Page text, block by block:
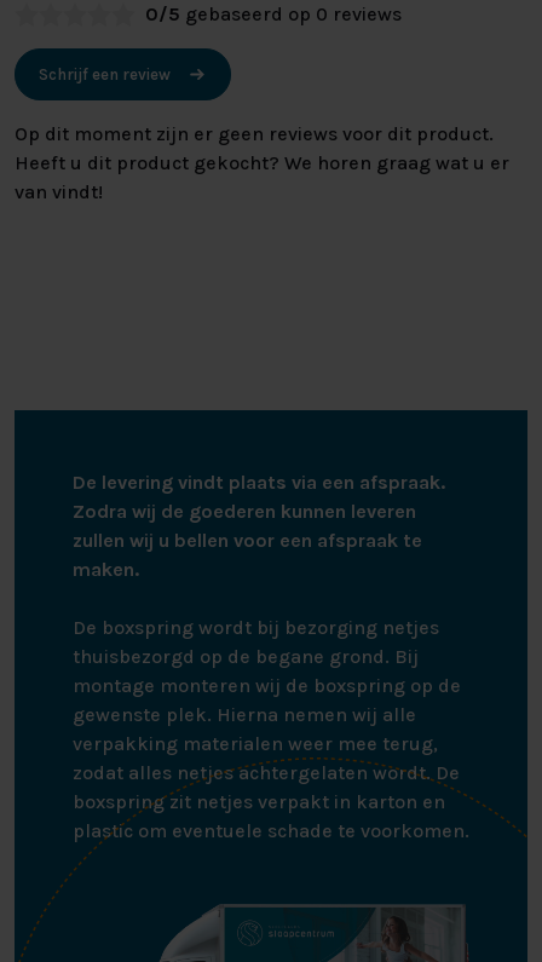
0/5 gebaseerd op 0 reviews
Schrijf een review
Op dit moment zijn er geen reviews voor dit product.
Heeft u dit product gekocht? We horen graag wat u er
van vindt!
De levering vindt plaats via een afspraak.
Zodra wij de goederen kunnen leveren
zullen wij u bellen voor een afspraak te
maken.
De boxspring wordt bij bezorging netjes
thuisbezorgd op de begane grond. Bij
montage monteren wij de boxspring op de
gewenste plek. Hierna nemen wij alle
verpakking materialen weer mee terug,
zodat alles netjes achtergelaten wordt. De
boxspring zit netjes verpakt in karton en
plastic om eventuele schade te voorkomen.